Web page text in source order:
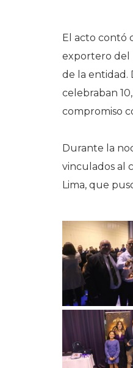
El acto contó
exportero del
de la entidad.
celebraban
compromiso
Durante la
vinculados al
Lima, que